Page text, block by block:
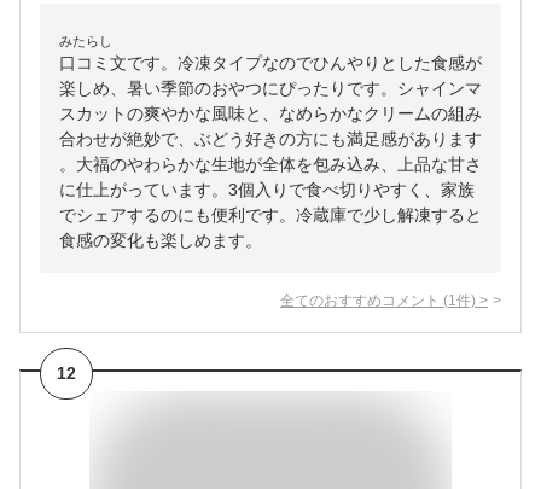
みたらし
口コミ文です。冷凍タイプなのでひんやりとした食感が
楽しめ、暑い季節のおやつにぴったりです。シャインマ
スカットの爽やかな風味と、なめらかなクリームの組み
合わせが絶妙で、ぶどう好きの方にも満足感があります
。大福のやわらかな生地が全体を包み込み、上品な甘さ
に仕上がっています。3個入りで食べ切りやすく、家族
でシェアするのにも便利です。冷蔵庫で少し解凍すると
食感の変化も楽しめます。
全てのおすすめコメント (1 件) >
12